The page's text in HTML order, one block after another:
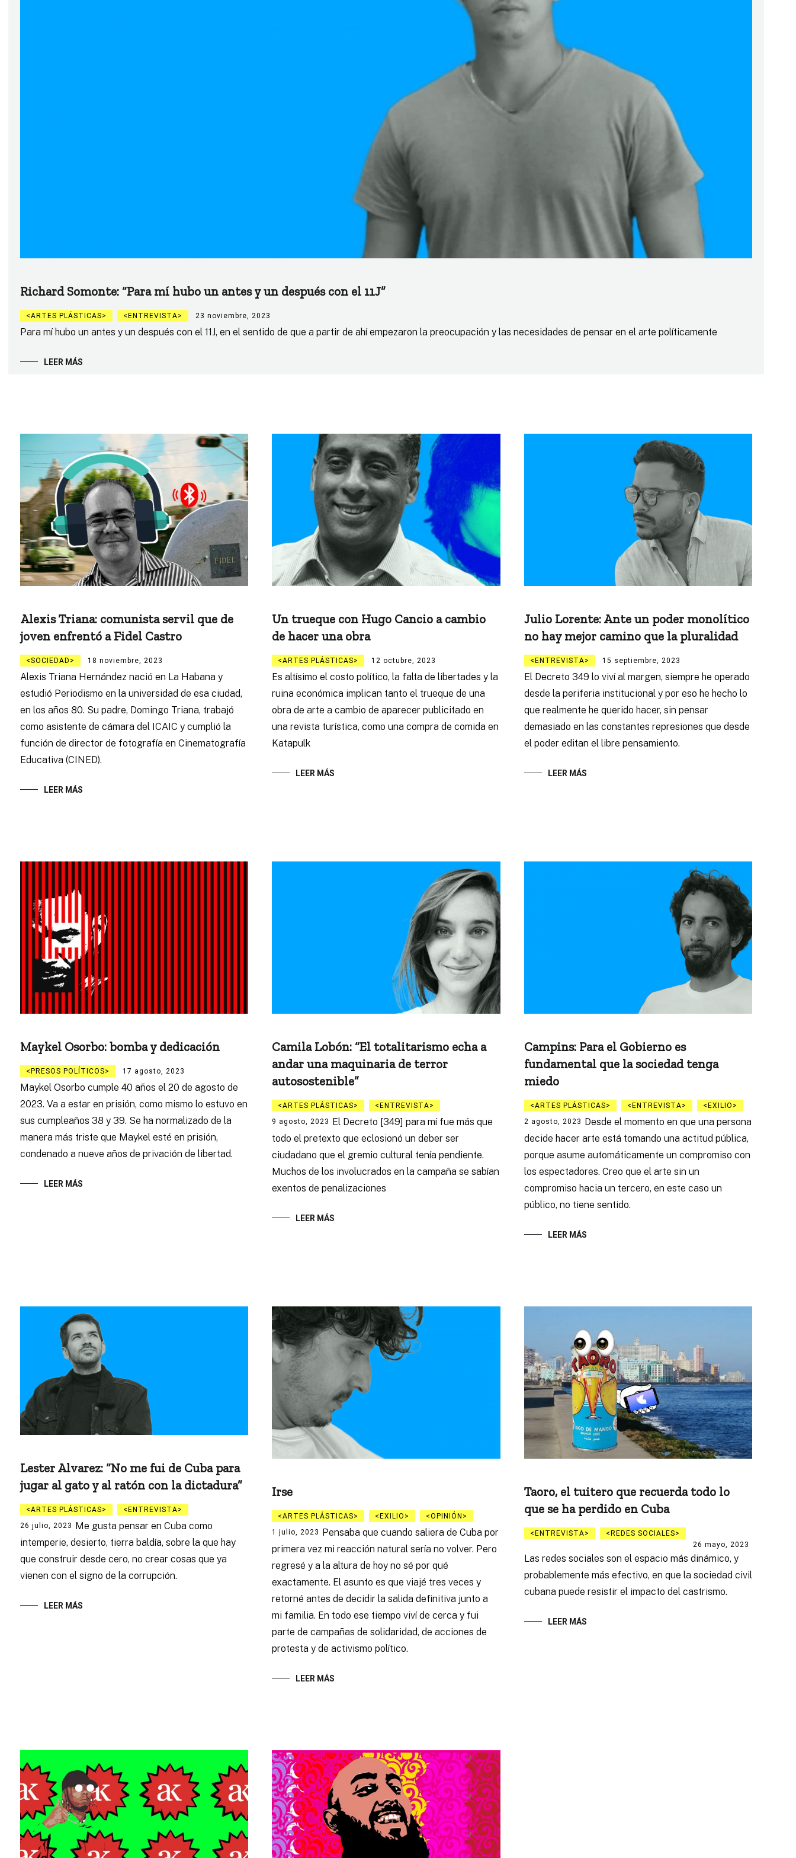
Richard Somonte: “Para mí hubo un antes y un después con el 11J”
ARTES PLÁSTICAS ENTREVISTA 23 noviembre, 2023
Para mí hubo un antes y un después con el 11J, en el sentido de que a partir de ahí empezaron la preocupación y las necesidades de pensar en el arte políticamente
LEER MÁS
Alexis Triana: comunista servil que de
joven enfrentó a Fidel Castro
SOCIEDAD 18 noviembre, 2023
Alexis Triana Hernández nació en La Habana y
estudió Periodismo en la universidad de esa ciudad,
en los años 80. Su padre, Domingo Triana, trabajó
como asistente de cámara del ICAIC y cumplió la
función de director de fotografía en Cinematografía
Educativa (CINED).
LEER MÁS
Un trueque con Hugo Cancio a cambio
de hacer una obra
ARTES PLÁSTICAS 12 octubre, 2023
Es altísimo el costo político, la falta de libertades y la
ruina económica implican tanto el trueque de una
obra de arte a cambio de aparecer publicitado en
una revista turística, como una compra de comida en
Katapulk
LEER MÁS
Julio Lorente: Ante un poder monolítico
no hay mejor camino que la pluralidad
ENTREVISTA 15 septiembre, 2023
El Decreto 349 lo viví al margen, siempre he operado
desde la periferia institucional y por eso he hecho lo
que realmente he querido hacer, sin pensar
demasiado en las constantes represiones que desde
el poder editan el libre pensamiento.
LEER MÁS
Maykel Osorbo: bomba y dedicación
PRESOS POLÍTICOS 17 agosto, 2023
Maykel Osorbo cumple 40 años el 20 de agosto de
2023. Va a estar en prisión, como mismo lo estuvo en
sus cumpleaños 38 y 39. Se ha normalizado de la
manera más triste que Maykel esté en prisión,
condenado a nueve años de privación de libertad.
LEER MÁS
Camila Lobón: “El totalitarismo echa a
andar una maquinaria de terror
autosostenible”
ARTES PLÁSTICAS
ENTREVISTA
9 agosto, 2023
El Decreto [349] para mí fue más que
todo el pretexto que eclosionó un deber ser
ciudadano que el gremio cultural tenía pendiente.
Muchos de los involucrados en la campaña se sabían
exentos de penalizaciones
LEER MÁS
Campins: Para el Gobierno es
fundamental que la sociedad tenga
miedo
ARTES PLÁSTICAS ENTREVISTA
EXILIO
2 agosto, 2023
Desde el momento en que una persona
decide hacer arte está tomando una actitud pública,
porque asume automáticamente un compromiso con
los espectadores. Creo que el arte sin un
compromiso hacia un tercero, en este caso un
público, no tiene sentido.
LEER MÁS
Lester Alvarez: “No me fui de Cuba para
jugar al gato y al ratón con la dictadura”
ARTES PLÁSTICAS
ENTREVISTA
26 julio, 2023
Me gusta pensar en Cuba como
intemperie, desierto, tierra baldía, sobre la que hay
que construir desde cero, no crear cosas que ya
vienen con el signo de la corrupción.
LEER MÁS
Irse
ARTES PLÁSTICAS EXILIO
OPINIÓN
1 julio, 2023
Pensaba que cuando saliera de Cuba por
primera vez mi reacción natural sería no volver. Pero
regresé y a la altura de hoy no sé por qué
exactamente. El asunto es que viajé tres veces y
retorné antes de decidir la salida definitiva junto a
mi familia. En todo ese tiempo viví de cerca y fui
parte de campañas de solidaridad, de acciones de
protesta y de activismo político.
LEER MÁS
Taoro, el tuitero que recuerda todo lo
que se ha perdido en Cuba
ENTREVISTA
REDES SOCIALES
26 mayo, 2023
Las redes sociales son el espacio más dinámico, y
probablemente más efectivo, en que la sociedad civil
cubana puede resistir el impacto del castrismo.
LEER MÁS